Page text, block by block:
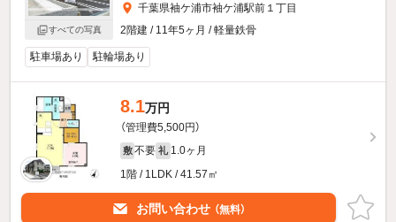
すべての写真
千葉県袖ケ浦市袖ケ浦駅前１丁目
2階建 / 11年5ヶ月 / 軽量鉄骨
駐車場あり 駐輪場あり
8.1万円
（管理費5,500円）
敷 不要 礼 1.0ヶ月
1階 / 1LDK / 41.57㎡
お問い合わせ （無料）